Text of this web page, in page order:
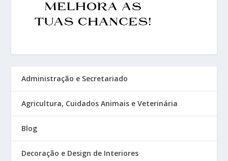
Administração e Secretariado
Agricultura, Cuidados Animais e Veterinária
Blog
Decoração e Design de Interiores